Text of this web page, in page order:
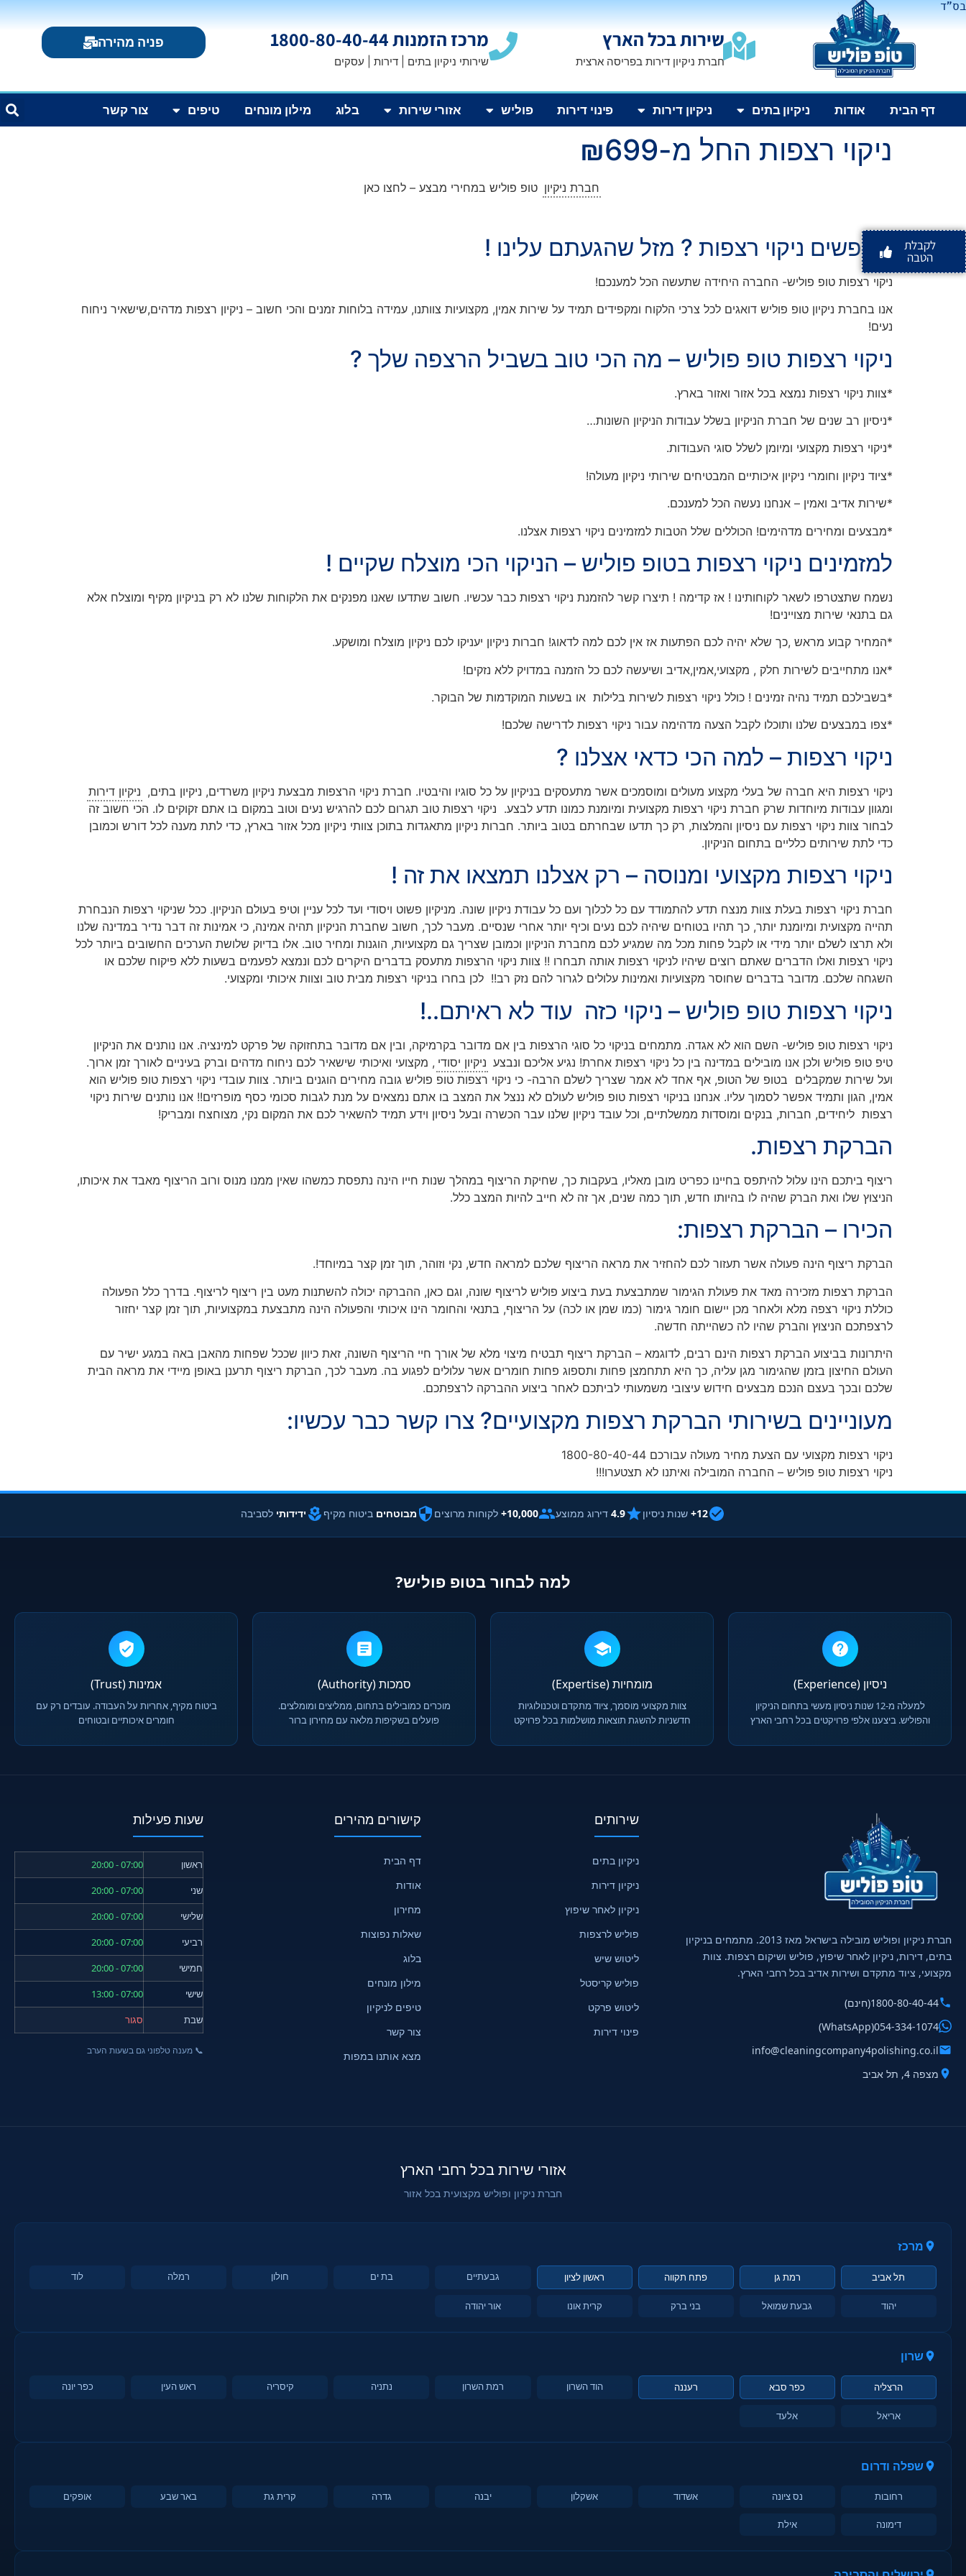
בס"ד
שירות בכל הארץ
חברת ניקיון דירות בפריסה ארצית
מרכז הזמנות 1800-80-40-44
שירותי ניקיון בתים | דירות | עסקים
פניה מהירה
דף הבית אודות ניקיון בתים ניקיון דירות פינוי דירות פוליש אזורי שירות בלוג מילון מונחים טיפים צור קשר
לקבלת
הטבה
ניקוי רצפות החל מ-₪699
חברת ניקיון טופ פוליש במחירי מבצע – לחצו כאן
מחפשים ניקוי רצפות ? מזל שהגעתם עלינו !
ניקוי רצפות טופ פוליש- החברה היחידה שתעשה הכל למענכם!
אנו בחברת ניקיון טופ פוליש דואגים לכל צרכי הלקוח ומקפידים תמיד על שירות אמין, מקצועיות צוותנו, עמידה בלוחות זמנים והכי חשוב – ניקיון רצפות מדהים,שישאיר ניחוח
נעים!
ניקוי רצפות טופ פוליש – מה הכי טוב בשביל הרצפה שלך ?
*צוות ניקוי רצפות נמצא בכל אזור ואזור בארץ.
*ניסיון רב שנים של חברת הניקיון בשלל עבודות הניקיון השונות…
*ניקוי רצפות מקצועי ומיומן לשלל סוגי העבודות.
*ציוד ניקיון וחומרי ניקיון איכותיים המבטיחים שירותי ניקיון מעולה!
*שירות אדיב ואמין – אנחנו נעשה הכל למענכם.
*מבצעים ומחירים מדהימים! הכוללים שלל הטבות למזמינים ניקוי רצפות אצלנו.
למזמינים ניקוי רצפות בטופ פוליש – הניקוי הכי מוצלח שקיים !
נשמח שתצטרפו לשאר לקוחותינו ! אז קדימה ! תיצרו קשר להזמנת ניקוי רצפות כבר עכשיו. חשוב שתדעו שאנו מפנקים את הלקוחות שלנו לא רק בניקיון מקיף ומוצלח אלא
גם בתנאי שירות מצויינים!
*המחיר קבוע מראש ,כך שלא יהיה לכם הפתעות אז אין לכם למה לדאוג! חברות ניקיון יעניקו לכם ניקיון מוצלח ומושקע.
*אנו מתחייבים לשירות חלק , מקצועי,אמין,אדיב ושיעשה לכם כל הזמנה במדויק ללא נזקים!
*בשבילכם תמיד נהיה זמינים ! כולל ניקוי רצפות לשירות בלילות או בשעות המוקדמות של הבוקר.
*צפו במבצעים שלנו ותוכלו לקבל הצעה מדהימה עבור ניקוי רצפות לדרישה שלכם!
ניקוי רצפות – למה הכי כדאי אצלנו ?
ניקוי רצפות היא חברה של בעלי מקצוע מעולים ומוסמכים אשר מתעסקים בניקיון על כל סוגיו והיבטיו. חברת ניקוי הרצפות מבצעת ניקיון משרדים, ניקיון בתים, ניקיון דירות
ומגוון עבודות מיוחדות שרק חברת ניקוי רצפות מקצועית ומיומנת כמונו תדע לבצע. ניקוי רצפות טוב תגרום לכם להרגיש נעים וטוב במקום בו אתם זקוקים לו. הכי חשוב זה
לבחור צוות ניקוי רצפות עם ניסיון והמלצות, רק כך תדעו שבחרתם בטוב ביותר. חברות ניקיון מתאגדות בתוכן צוותי ניקיון מכל אזור בארץ, כדי לתת מענה לכל דורש וכמובן
כדי לתת שירותים כלליים בתחום הניקיון.
ניקוי רצפות מקצועי ומנוסה – רק אצלנו תמצאו את זה !
חברת ניקוי רצפות בעלת צוות מנצח תדע להתמודד עם כל לכלוך ועם כל עבודת ניקיון שונה. מניקיון פשוט ויסודי ועד לכל עניין וטיפ בעולם הניקיון. ככל שניקוי רצפות הנבחרת
תהייה מקצועית ומיומנת יותר, כך תהיו בטוחים שיהיה לכם נעים וכיף יותר אחרי שנסיים. מעבר לכך, חשוב שחברת הניקיון תהיה אמינה, כי אמינות זה דבר נדיר במדינה שלנו
ולא תרצו לשלם יותר מידי או לקבל פחות מכל מה שמגיע לכם מחברת הניקיון וכמובן שצריך גם מקצועיות, הוגנות ומחיר טוב. אלו בדיוק שלושת הערכים החשובים ביותר לכל
ניקוי רצפות ואלו הדברים שאתם רוצים שיהיו לניקוי רצפות אותה תבחרו !! צוות ניקוי הרצפות מתעסק בדברים היקרים לכם ונמצא לפעמים בשעות ללא פיקוח שלכם או
השגחה שלכם. מדובר בדברים שחוסר מקצועיות ואמינות עלולים לגרור להם נזק רב!! לכן בחרו בניקוי רצפות מבית טוב וצוות איכותי ומקצועי.
ניקוי רצפות טופ פוליש – ניקוי כזה עוד לא ראיתם..!
ניקוי רצפות טופ פוליש- השם הוא לא אגדה. מתמחים בניקוי כל סוגי הרצפות בין אם מדובר בקרמיקה, ובין אם מדובר בתחזוקה של פרקט למינציה. אנו נותנים את הניקיון
טיפ טופ פוליש ולכן אנו מובילים במדינה בין כל ניקוי רצפות אחרת! נגיע אליכם ונבצע ניקיון יסודי , מקצועי ואיכותי שישאיר לכם ניחוח מדהים וברק בעיניים לאורך זמן ארוך.
ועל שירות שמקבלים בטופ של הטופ, אף אחד לא אמר שצריך לשלם הרבה- כי ניקוי רצפות טופ פוליש גובה מחירים הוגנים ביותר. צוות עובדי ניקוי רצפות טופ פוליש הוא
אמין, הגון ותמיד אפשר לסמוך עליו. אנחנו בניקוי רצפות טופ פוליש לעולם לא ננצל את המצב בו אתם נמצאים על מנת לגבות סכומי כסף מופרזים!! אנו נותנים שירות ניקוי
רצפות ליחידים, חברות, בנקים ומוסדות ממשלתיים, וכל עובד ניקיון שלנו עבר הכשרה ובעל ניסיון וידע תמיד להשאיר לכם את המקום נקי, מצוחצח ומבריק!
הברקת רצפות.
ריצוף ביתכם הינו עלול להיתפס בחיינו כפריט מובן מאליו, בעקבות כך, שחיקת הריצוף במהלך שנות חייו הינה נתפסת כמשהו שאין ממנו מנוס ורוב הריצוף מאבד את איכותו,
הניצוץ שלו ואת הברק שהיה לו בהיותו חדש, תוך כמה שנים, אך זה לא חייב להיות המצב כלל.
הכירו – הברקת רצפות:
הברקת ריצוף הינה פעולה אשר תעזור לכם להחזיר את מראה הריצוף שלכם למראה חדש, נקי וזוהר, תוך זמן קצר במיוחד!.
הברקת רצפות מזכירה מאד את פעולת הגימור שמתבצעת בעת ביצוע פוליש לריצוף שונה, וגם כאן, ההברקה יכולה להשתנות מעט בין ריצוף לריצוף. בדרך כלל הפעולה
כוללת ניקוי רצפה מלא ולאחר מכן יישום חומר גימור (כמו שמן או לכה) על הריצוף, בתנאי והחומר הינו איכותי והפעולה הינה מתבצעת במקצועיות, תוך זמן קצר יחזור
לרצפתכם הניצוץ והברק שהיו לה כשהייתה חדשה.
היתרונות בביצוע הברקת רצפות הינם רבים, לדוגמא – הברקת ריצוף תבטיח מיצוי מלא של אורך חיי הריצוף השונה, זאת כיוון שככל שפחות מהאבן באה במגע ישיר עם
העולם החיצון בזמן שהגימור מגן עליה, כך היא תתחמצן פחות ותספוג פחות חומרים אשר עלולים לפגוע בה. מעבר לכך, הברקת ריצוף תרענן באופן מיידי את מראה הבית
שלכם ובכך בעצם הנכם מבצעים חידוש עיצובי משמעותי לביתכם לאחר ביצוע ההברקה לרצפתכם.
מעוניינים בשירותי הברקת רצפות מקצועיים? צרו קשר כבר עכשיו:
ניקוי רצפות מקצועי עם הצעת מחיר מעולה עבורכם 1800-80-40-44
ניקוי רצפות טופ פוליש – החברה המובילה ואיתנו לא תצטערו!!!
12+ שנות ניסיון 4.9 דירוג ממוצע 10,000+ לקוחות מרוצים מבוטחים ביטוח מקיף ידידותי לסביבה
למה לבחור בטופ פוליש?
ניסיון (Experience)
למעלה מ-12 שנות ניסיון מעשי בתחום הניקיון
והפוליש. ביצענו אלפי פרויקטים בכל רחבי הארץ
מומחיות (Expertise)
צוות מקצועי מוסמך, ציוד מתקדם וטכנולוגיות
חדשניות להשגת תוצאות מושלמות בכל פרויקט
סמכות (Authority)
מוכרים כמובילים בתחום, ממליצים ומומלצים.
פועלים בשקיפות מלאה עם מחירון ברור
אמינות (Trust)
ביטוח מקיף, אחריות על העבודה. עובדים רק עם
חומרים איכותיים ובטוחים
חברת ניקיון ופוליש מובילה בישראל מאז 2013. מתמחים בניקיון
בתים, דירות, ניקיון לאחר שיפוץ, פוליש ושיקום רצפות. צוות
מקצועי, ציוד מתקדם ושירות אדיב בכל רחבי הארץ.
1800-80-40-44(חינם)
054-334-1074
(WhatsApp)
info@cleaningcompany4polishing.co.il
מצפה 4, תל אביב
שירותים
ניקיון בתים
ניקיון דירות
ניקיון לאחר שיפוץ
פוליש לרצפות
ליטוש שיש
פוליש קריסטל
ליטוש פרקט
פינוי דירות
קישורים מהירים
דף הבית
אודות
מחירון
שאלות נפוצות
בלוג
מילון מונחים
טיפים לניקיון
צור קשר
מצא אותנו במפות
שעות פעילות
ראשון
07:00 - 20:00
שני
07:00 - 20:00
שלישי
07:00 - 20:00
רביעי
07:00 - 20:00
חמישי
07:00 - 20:00
שישי
07:00 - 13:00
שבת
סגור
📞 מענה טלפוני גם בשעות הערב
אזורי שירות בכל רחבי הארץ
חברת ניקיון ופוליש מקצועית בכל אזור
מרכז
תל אביב רמת גן פתח תקווה ראשון לציון גבעתיים בת ים חולון רמלה לוד
יהוד גבעת שמואל בני ברק קרית אונו אור יהודה
שרון
הרצליה כפר סבא רעננה הוד השרון רמת השרון נתניה קיסריה ראש העין כפר יונה
אריאל אלעד
שפלה ודרום
רחובות נס ציונה אשדוד אשקלון יבנה גדרה קרית גת באר שבע אופקים
דימונה אילת